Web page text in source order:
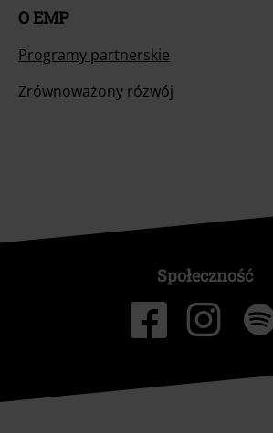
O EMP
Programy partnerskie
Zrównoważony rózwój
Społeczność